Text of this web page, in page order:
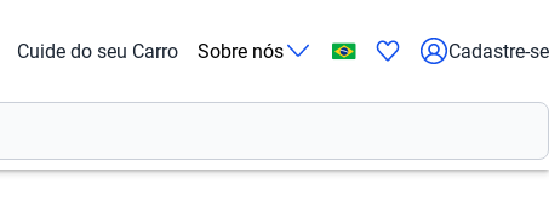
Cuide do seu Carro Sobre nós Cadastre-se